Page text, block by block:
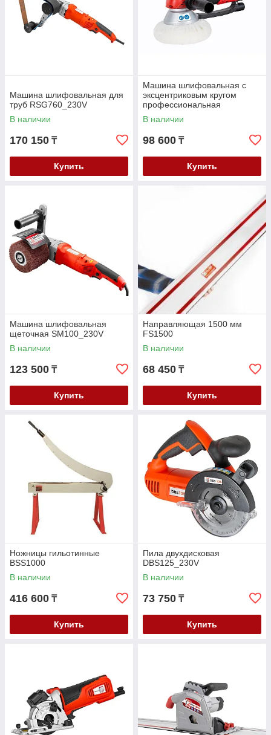
Машина шлифовальная для
труб RSG760_230V
В наличии
170 150 ₸
Купить
Машина шлифовальная с
эксцентриковым кругом
профессиональная
EZS150PRO_230V
В наличии
98 600 ₸
Купить
Машина шлифовальная
щеточная SM100_230V
В наличии
123 500 ₸
Купить
Направляющая 1500 мм
FS1500
В наличии
68 450 ₸
Купить
Ножницы гильотинные
BSS1000
В наличии
416 600 ₸
Купить
Пила двухдисковая
DBS125_230V
В наличии
73 750 ₸
Купить